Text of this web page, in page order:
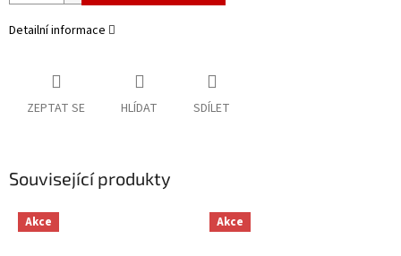
Detailní informace
ZEPTAT SE HLÍDAT SDÍLET
Související produkty
Akce Akce